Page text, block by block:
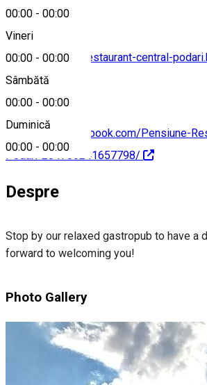
00:00 - 00:00
Vineri
00:00 - 00:00
Sâmbătă
00:00 - 00:00
Duminică
00:00 - 00:00
http://pensiune-restaurant-central-
https://www.facebook.com/Pensiune-
Podari-284780241657798/
Despre
Stop by our relaxed gastropub to have a
forward to welcoming you!
Photo Gallery